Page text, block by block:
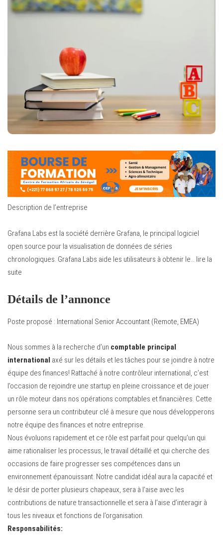
Description de l’entreprise
Grafana Labs est la société derrière Grafana, le principal logiciel
open source pour la visualisation de données de séries
chronologiques. Grafana Labs aide les utilisateurs à obtenir le… lire la
suite
Détails de l’annonce
Poste proposé : International Senior Accountant (Remote, EMEA)
Nous sommes à la recherche d’un comptable principal
international axé sur les détails et les tâches pour se joindre à notre
équipe des finances! Rattaché à notre contrôleur international, c’est
l’occasion de rejoindre une startup en pleine croissance et de jouer
un rôle moteur dans nos opérations comptables et financières. Cette
personne sera un contributeur clé à mesure que nous développerons
notre équipe des finances et notre entreprise.
Nous évoluons rapidement et ce rôle est parfait pour quelqu’un qui
aime rationaliser les processus, le travail détaillé et qui cherche des
occasions de faire progresser ses compétences dans un
environnement épanouissant. Notre candidat idéal aura la capacité et
le désir de porter plusieurs chapeaux, sera à l’aise avec les
contributions de nature transactionnelle et sera à l’aise d’interagir à
tous les niveaux et fonctions de l’organisation.
Responsabilités: